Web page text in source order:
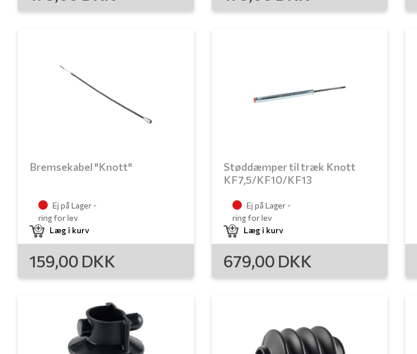
Bremsekabel "Knott"
Ej på Lager -
ring for lev
Læg i kurv
159,00 DKK
Støddæmper til træk Knott
KF7,5/KF10/KF13
Ej på Lager -
ring for lev
Læg i kurv
679,00 DKK